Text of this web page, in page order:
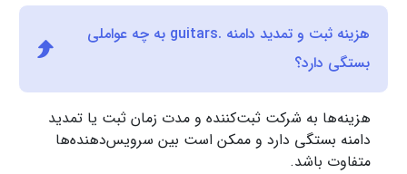
هزینه ثبت و تمدید دامنه .guitars به چه عواملی
بستگی دارد؟
هزینه‌ها به شرکت ثبت‌کننده و مدت زمان ثبت یا تمدید
دامنه بستگی دارد و ممکن است بین سرویس‌دهنده‌ها
متفاوت باشد.